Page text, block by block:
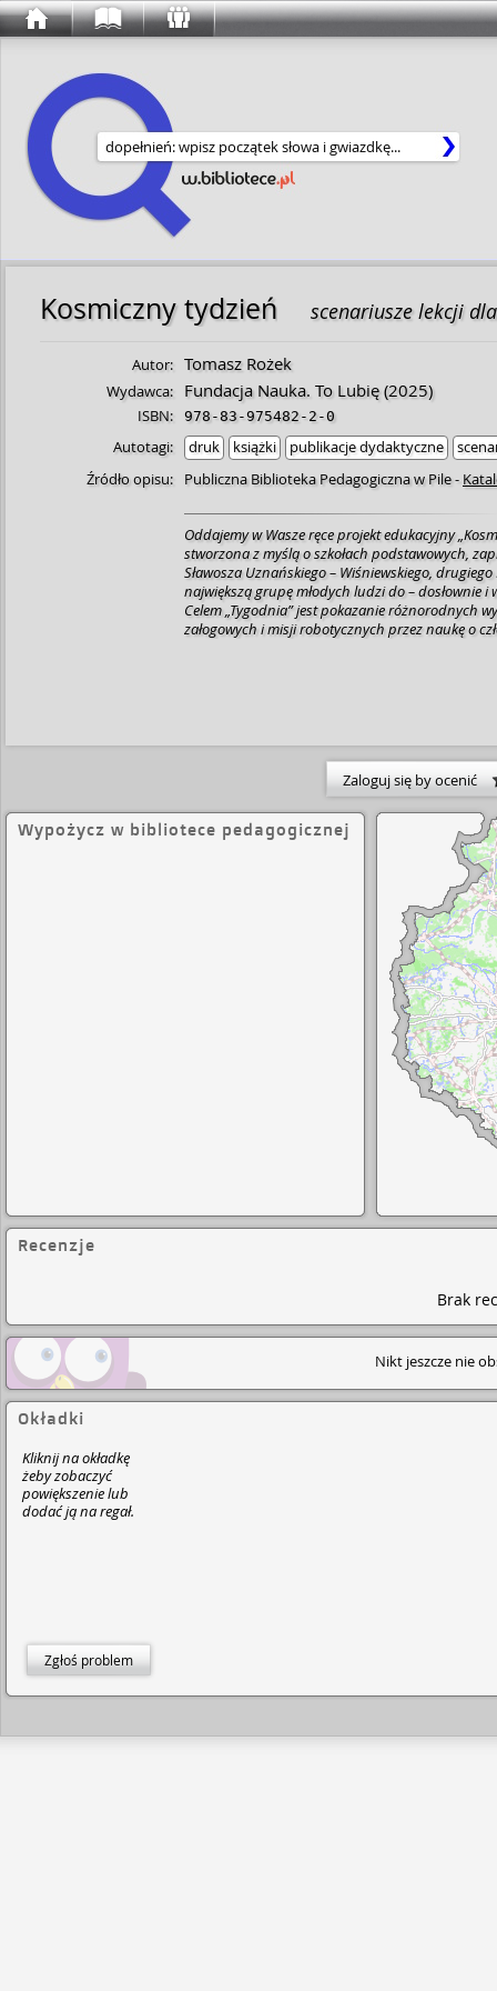
Wyszukaj w serwisie
Kosmiczny tydzień scenariusze lekcji
Autor: Tomasz Rożek
Wydawca: Fundacja Nauka. To Lubię(2025)
ISBN: 978-83-975482-2-0
Autotagi: druk książki publikacje dydaktyczne
Źródło opisu:
Publiczna Biblioteka Pedagogiczna w Pile-
Oddajemy w Wasze ręce projekt edukacyjny
stworzona z myślą o szkołach podstawowych,
Sławosza Uznańskiego – Wiśniewskiego,
największą grupę młodych ludzi do – dosłownie
Celem „Tygodnia” jest pokazanie różnorodnych
załogowych i misji robotycznych przez naukę o
Zaloguj się by ocenić
Wypożycz w bibliotece pedagogicznej
Recenzje
Brak
Nikt jeszcze nie
Okładki
Kliknij na okładkę
żeby zobaczyć
powiększenie lub
dodać ją na regał.
Zgłoś problem